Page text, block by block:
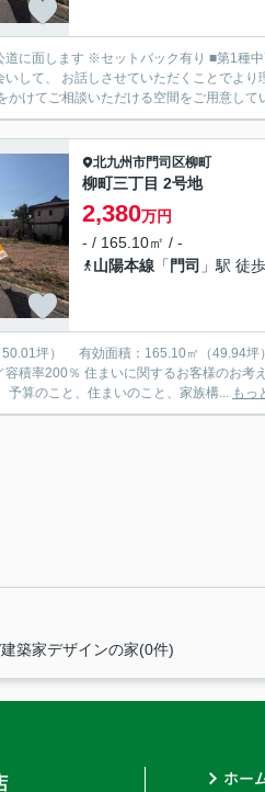
1種中高層住居専用地域 ■建ぺい率60％／容積率200％ 住まいに関するお客様のお考
いして、 お話しさせていただくことでよ
北九州市門司区柳町
柳町三丁目 2号地
2,380万円
- / 165.10㎡ / -
山陽本線 「 門司 」駅 徒
坪） 有効面積：165.10㎡（49.94坪） ■北東側
予算のこと、住まいのこと、家族構... もっ
建築家デザインの家(0件)
ホー